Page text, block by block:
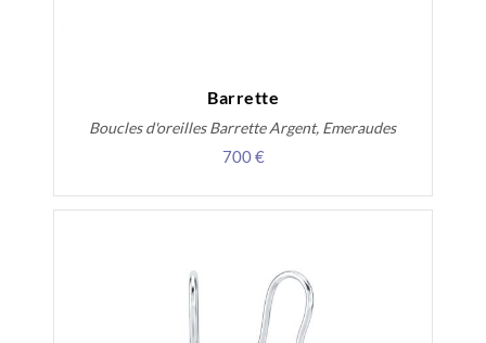
Barrette
Boucles d'oreilles Barrette Argent, Emeraudes
700 €